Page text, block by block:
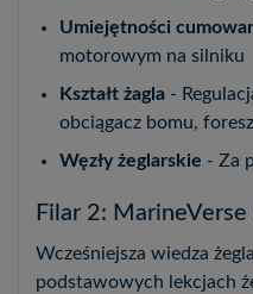
Umiejętności
motorowym na silniku
Kształt żagla -
obciągacz bomu,
Węzły żeglarskie - Za
Filar 2: MarineVerse
Wcześniejsza wiedza
podstawowych lekcjach